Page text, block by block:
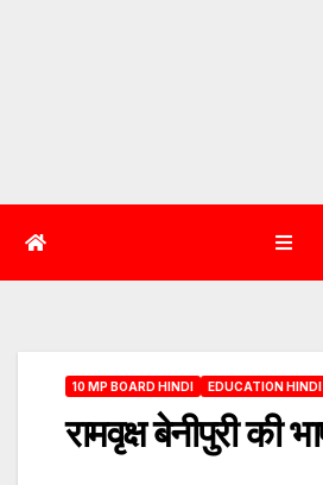
10 MP BOARD HINDI EDUCATION HINDI
रामवृक्ष बेनीपुरी की